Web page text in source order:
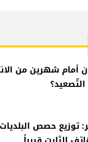
أمام شهرين من
توزيع حصص